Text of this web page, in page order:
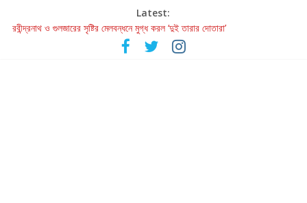
Latest:
রবীন্দ্রনাথ ও গুলজারের সৃষ্টির মেলবন্ধনে মুগ্ধ করল ‘দুই তারার দোতারা’
কলের গান থেকে রীলস্ — বাঙালির গান শোনার বিবর্তনের গল্প
জগন্নাথমঙ্গলম্ — বাংলায় প্রথমবার মঞ্চে এবার রথযাত্রার উদযাপন